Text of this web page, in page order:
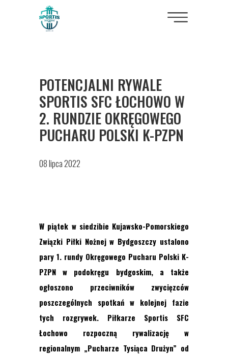
08 lipca 2022
POTENCJALNI RYWALE
SPORTIS SFC ŁOCHOWO W
2. RUNDZIE OKRĘGOWEGO
PUCHARU POLSKI K-PZPN
W piątek w siedzibie Kujawsko-Pomorskiego
Związki Piłki Nożnej w Bydgoszczy ustalono
pary 1. rundy Okręgowego Pucharu Polski K-
PZPN w podokręgu bydgoskim, a także
ogłoszono przeciwników zwycięzców
poszczególnych spotkań w kolejnej fazie
tych rozgrywek. Piłkarze Sportis SFC
Łochowo rozpoczną rywalizację w
regionalnym „Pucharze Tysiąca Drużyn” od